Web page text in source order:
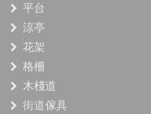
平台
涼亭
花架
格柵
木棧道
街道傢具